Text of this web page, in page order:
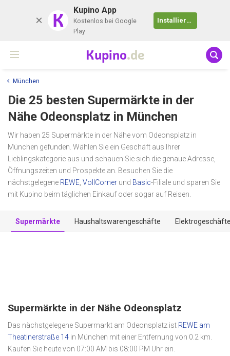
K Kupino App
Kostenlos bei Google
Play
Installieren
Kupino.de
München
Die 25 besten Supermärkte in der
Nähe Odeonsplatz in München
Wir haben 25 Supermärkte in der Nähe vom Odeonsplatz in
München gefunden. Wählen Sie ein Geschäft aus Ihrer
Lieblingskategorie aus und schauen Sie sich die genaue Adresse,
Öffnungszeiten und Prospekte an. Besuchen Sie die
nächstgelegene REWE VollCorner und Basic-Filiale und sparen Sie
mit Kupino beim täglichen Einkauf oder sogar auf Reisen.
Supermärkte Haushaltswarengeschäfte
Supermärkte in der Nähe Odeonsplatz
Das nächstgelegene Supermarkt am Odeonsplatz ist REWE am
Theatinerstraße 14 in München mit einer Entfernung von 0.2 km.
Kaufen Sie heute von 07:00 AM bis 08:00 PM Uhr ein.